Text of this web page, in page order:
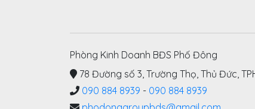
Phòng Kinh Doanh BĐS Phố Đông
78 Đường số 3, Trường Thọ, Thủ Đức,
090 884 8939 - 090 884 8939